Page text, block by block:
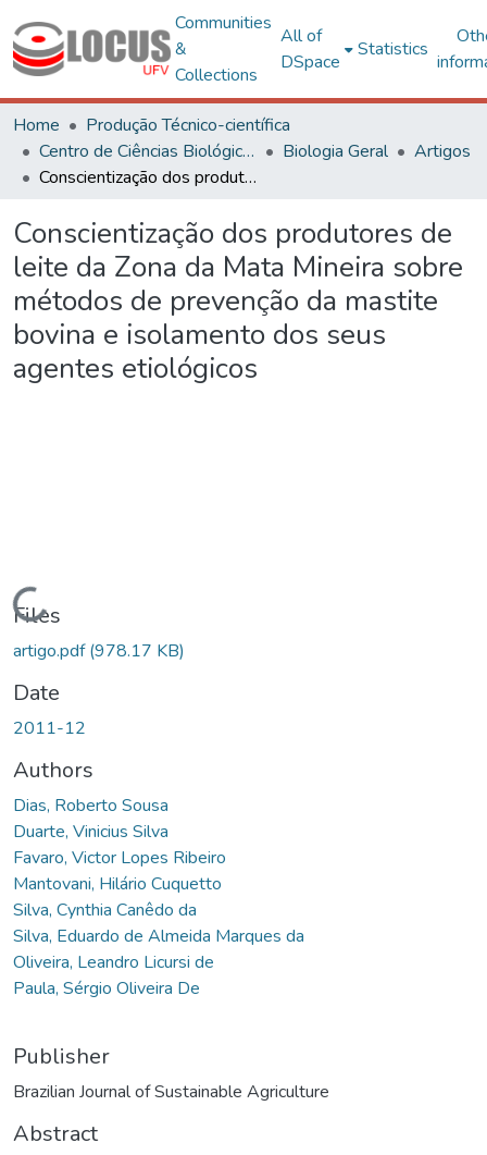
Communities
&
Collections
All of
DSpace
Statistics
Home
Produção Técnico-científica
Centro de Ciências Biológicas e da Saúde
Biologia Geral
Artigos
Conscientização dos produtores de leite da Zona da Mata Mineira sobre métodos de prevenção da mastite bovina e isolamento dos seus agentes etiológicos
Conscientização dos produtores de
leite da Zona da Mata Mineira sobre
métodos de prevenção da mastite
bovina e isolamento dos seus
agentes etiológicos
Loading...
Files
artigo.pdf(978.17 KB)
Date
2011-12
Authors
Dias, Roberto Sousa
Duarte, Vinicius Silva
Favaro, Victor Lopes Ribeiro
Mantovani, Hilário Cuquetto
Silva, Cynthia Canêdo da
Silva, Eduardo de Almeida Marques da
Oliveira, Leandro Licursi de
Paula, Sérgio Oliveira De
Publisher
Brazilian Journal of Sustainable Agriculture
Abstract